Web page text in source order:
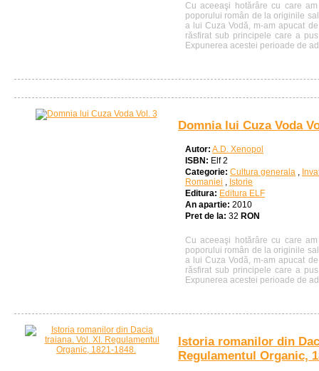
Cu aceeaşi hotărâre cu care
poporului român de la originile
a lui Cuza Vodă, m-am apucat
răsfirat sub principele care a
Expunerea acestei perioade de
Domnia lui Cuza Voda
Autor: A.D. Xenopol
ISBN: Elf 2
Categorie: Cultura generala ,
Romaniei , Istorie
Editura: Editura ELF
An apartie: 2010
Pret de la: 32 RON
Cu aceeaşi hotărâre cu care
poporului român de la originile
a lui Cuza Vodă, m-am apucat
răsfirat sub principele care a
Expunerea acestei perioade de
Istoria romanilor din
Regulamentul Organic,